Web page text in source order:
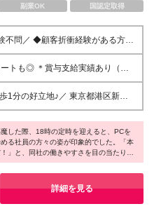
副業OK 国認定取得
経験がある方
不問
トも◎ ＊賞与支給実績あり（業
可！ 月給292,000円～
月(期間中の給与・待遇面は変わ
1分の好立地♪／ 東京都港区新橋
駅前ビル 3F (変更の範囲)
勤務地
した際、18時の定時を迎えると、PCを
る社員の方々の姿が印象的でした。「本
」と、同社の働きやすさを目の当たりに
長自らが「壁があると話しづらくなる」
す提案をされたというエピソードにも納
意見が言いやすく、定時退社も気兼ねな
の良さが魅力です。
詳細を見る